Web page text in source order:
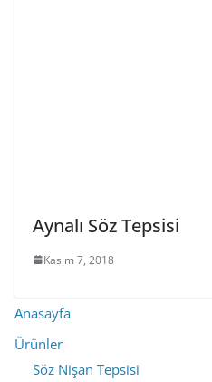
Aynalı Söz Tepsisi
Kasım 7, 2018
Anasayfa
Ürünler
Söz Nişan Tepsisi